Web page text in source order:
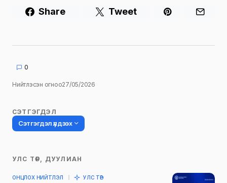
Share Tweet
0
Нийтлэсэн огноо27/05/2026
СЭТГЭГДЭЛ
Сэтгэгдэл үлдээх
Таны имэйл хаягийг нийтлэхгүй.
УЛС ТӨР, ДУУЛИАН
ОНЦЛОХ НИЙТЛЭЛ УЛС ТӨР